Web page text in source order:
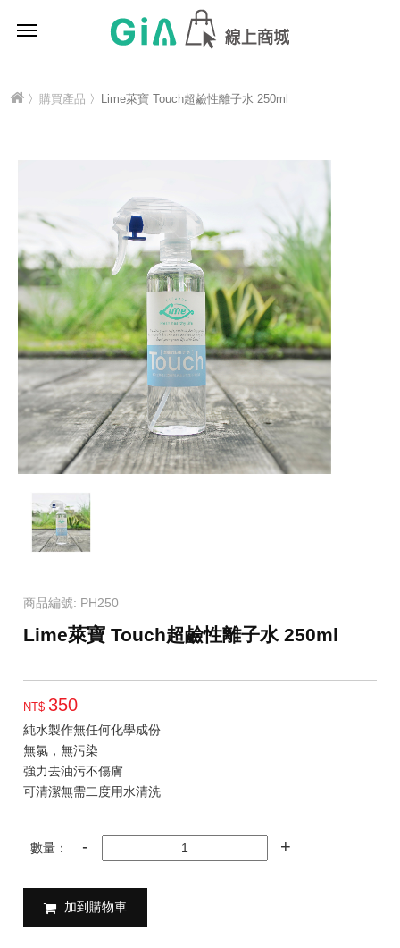
〉 購買產品 〉Lime萊寶 Touch超鹼性離子水 250ml
商品編號: PH250
Lime萊寶 Touch超鹼性離子水 250ml
NT$ 350
純水製作無任何化學成份
無氯，無污染
強力去油污不傷膚
可清潔無需二度用水清洗
數量：
加到購物車